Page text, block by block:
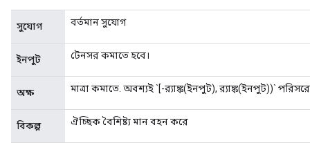
সুযোগ বর্তমান সুযোগ
ইনপুট টেনসর কমাতে হবে।
অক্ষ মাত্রা কমাতে. অবশ্যই `[-র‌্যাঙ্ক(ইনপুট), র‌্যাঙ্ক(ইনপুট))`
বিকল্প ঐচ্ছিক বৈশিষ্ট্য মান বহন করে